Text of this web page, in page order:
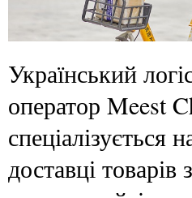
Український
оператор Meest
спеціалізується
доставці товарів